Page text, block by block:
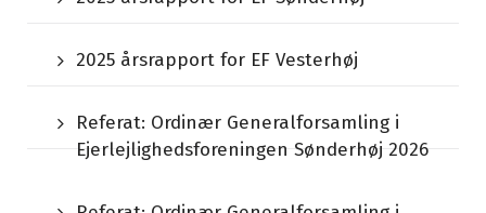
2025 årsrapport for EF Vesterhøj
Referat: Ordinær Generalforsamling i
Ejerlejlighedsforeningen Sønderhøj 2026